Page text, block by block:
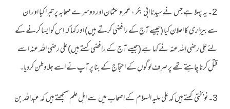
2۔ یہ پہلا ہے جس نے سیدنا ابی بکر ، عمر و عثمان اور دوسرے صحابہ پر تبرا کیا اور ان
سے بیزاری کا اعلان کیا (جیسے آج کے رافضی کرتے ہیں) اور کہا کہ اس کو ایسا کرنے کے
لئے علی رضی اللہ عنہ نے کہا ہے (جیسے آج کے رافضی کہتے ہیں) علی رضی اللہ عنہ اسے
قتل کرنا چاہتے تھے پر صرف لوگوں کے احتجاج کے بنا پر آپ نے اسے جلاوطن کردیا۔
3۔ نوبختی کہتے ہیں کہ علی علیہ السلام کے اصحاب میں سے اہل علم سمجھتے ہیں کہ عبداللہ بن